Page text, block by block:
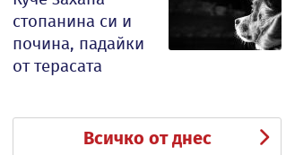
стопанина си и
почина, падайки
от терасата
Всичко от днес